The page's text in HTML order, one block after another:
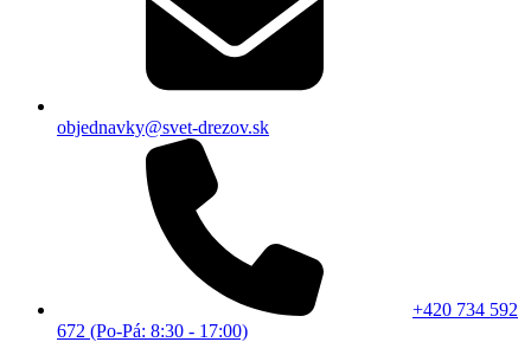
objednavky@svet-drezov.sk
+420 734 592
672 (Po-Pá: 8:30 - 17:00)